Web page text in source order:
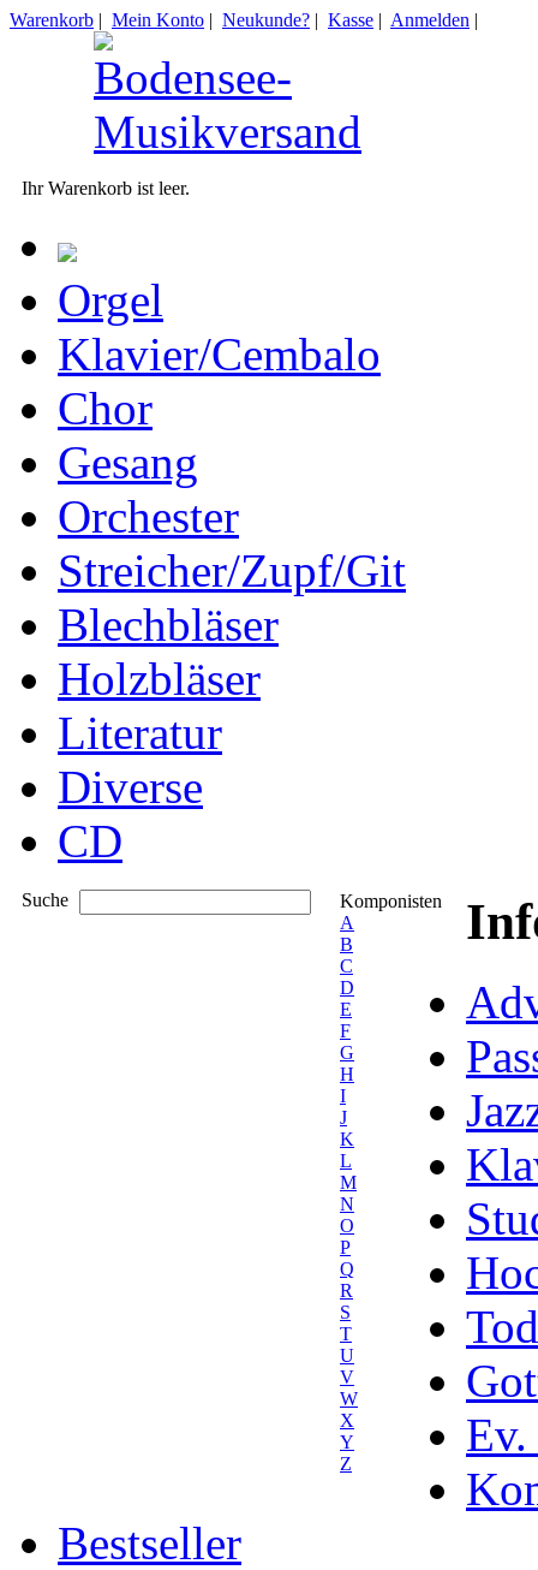
Warenkorb | Mein Konto | Neukunde? | Kasse | Anmelden |
Ihr Warenkorb ist leer.
Orgel
Klavier/Cembalo
Chor
Gesang
Orchester
Streicher/Zupf/Git
Blechbläser
Holzbläser
Literatur
Diverse
CD
Suche
Komponisten
A
B
C
D
E
F
G
H
I
J
K
L
M
N
O
P
Q
R
S
T
U
V
W
X
Y
Z
Ev.
Bestseller